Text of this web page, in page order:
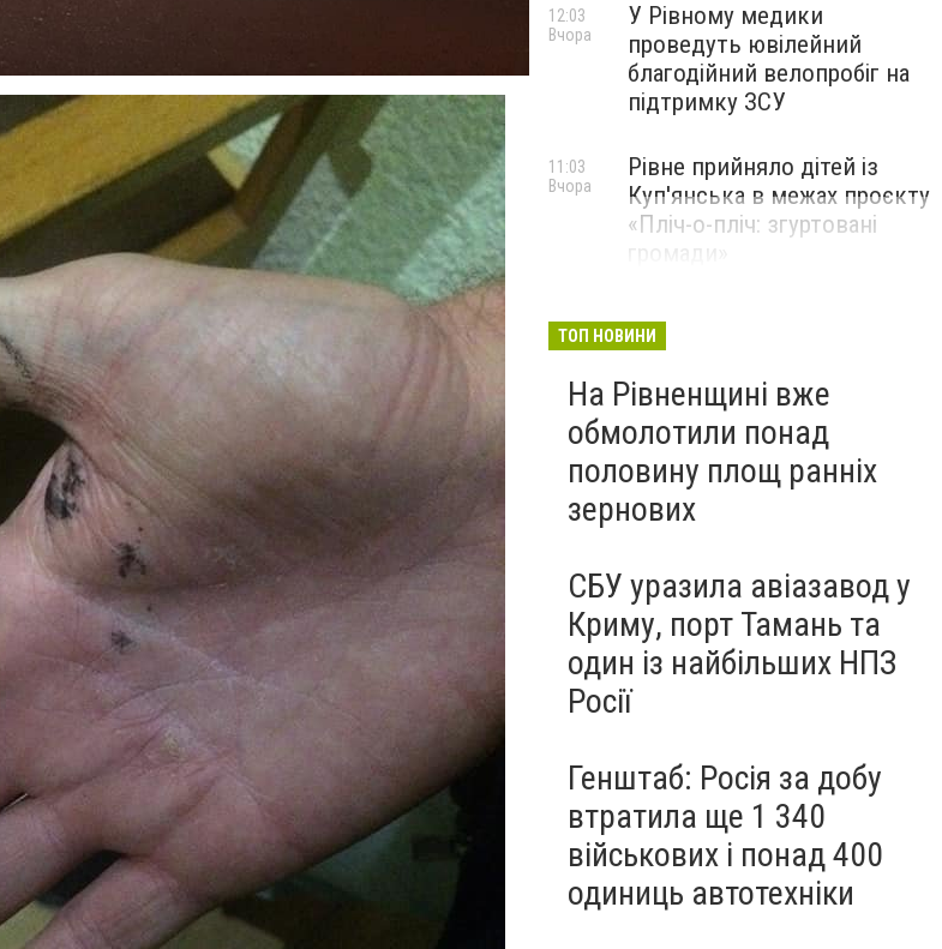
У Рівному медики
проведуть ювілейний
благодійний велопробіг на
підтримку ЗСУ
12:03
Вчора
Рівне прийняло дітей із
Куп'янська в межах проєкту
«Пліч-о-пліч: згуртовані
11:03
Вчора
ТОП НОВИНИ
На Рівненщині вже
обмолотили понад
половину площ ранніх
зернових
СБУ уразила авіазавод у
Криму, порт Тамань та
один із найбільших НПЗ
Росії
Генштаб: Росія за добу
втратила ще 1 340
військових і понад 400
одиниць автотехніки